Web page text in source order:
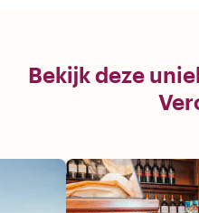
Bekijk deze